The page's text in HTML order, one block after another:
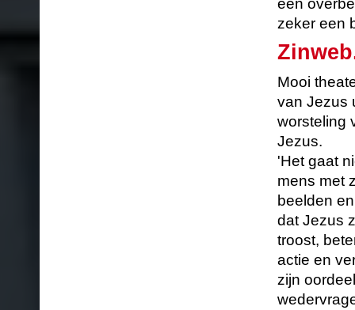
een
zeker een
Mooi
van Jezus
worsteling
Jezus.
'Het gaat
mens met
beelden
dat Jezus
troost,
actie en
zijn